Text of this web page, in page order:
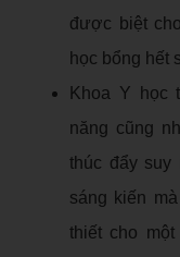
được biệt
học bổng hết
Khoa Y học
năng cũng
thúc đẩy suy
sáng kiến
thiết cho